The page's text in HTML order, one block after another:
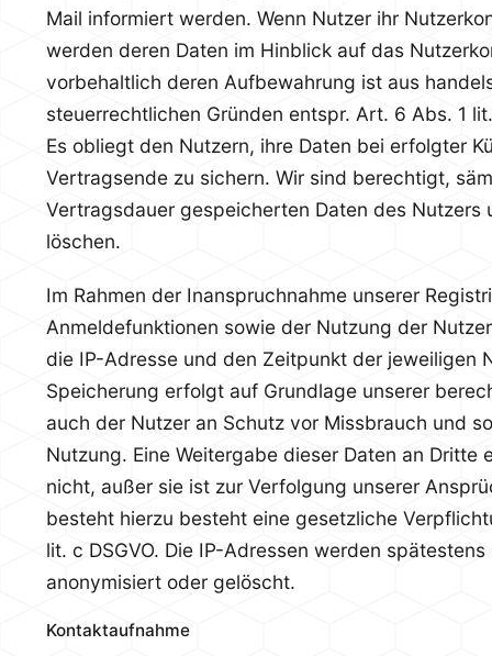
Mail informiert werden. Wenn Nutzer ihr
werden deren Daten im Hinblick auf das
vorbehaltlich deren Aufbewahrung ist aus
steuerrechtlichen Gründen entspr. Art. 6 Abs. 1
Es obliegt den Nutzern, ihre Daten bei erfolgter
Vertragsende zu sichern. Wir sind berechtigt,
Vertragsdauer gespeicherten Daten des Nutzers
löschen.
Im Rahmen der Inanspruchnahme unserer
Anmeldefunktionen sowie der Nutzung der
die IP-Adresse und den Zeitpunkt der jeweiligen
Speicherung erfolgt auf Grundlage unserer
auch der Nutzer an Schutz vor Missbrauch und
Nutzung. Eine Weitergabe dieser Daten an Dritte
nicht, außer sie ist zur Verfolgung unserer
besteht hierzu besteht eine gesetzliche
lit. c DSGVO. Die IP-Adressen werden
anonymisiert oder gelöscht.
Kontaktaufnahme